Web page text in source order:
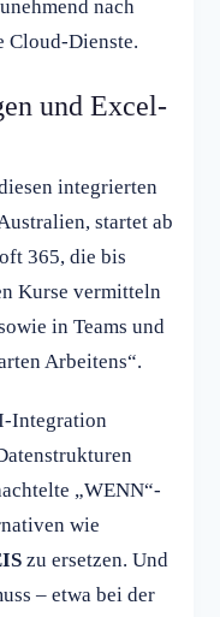
nach
Cloud-Dienste.
und Excel-
integrierten
startet ab
365, die bis
Kurse vermitteln
in Teams und
Arbeitens“.
Integration
„WENN“-
wie
zu ersetzen. Und
– etwa bei der